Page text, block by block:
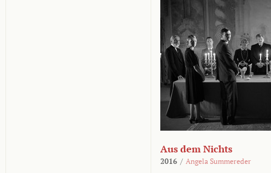
Aus dem Nichts
2016 / Angela Summereder